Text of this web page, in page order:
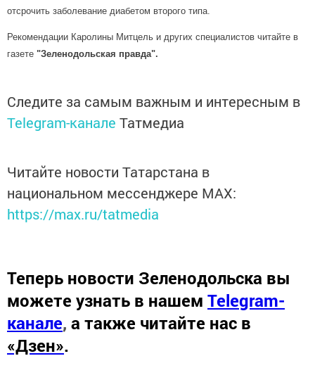
отсрочить заболевание диабетом второго типа.
Рекомендации Каролины Митцель и других специалистов читайте в
газете "Зеленодольская правда".
Следите за самым важным и интересным в
Telegram-канале Татмедиа
Читайте новости Татарстана в
национальном мессенджере MАХ:
https://max.ru/tatmedia
Теперь новости Зеленодольска вы
можете узнать в нашем Telegram-
канале, а также читайте нас в
«Дзен».